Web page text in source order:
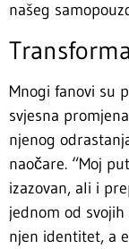
našeg
Mnogi fanovi su
svjesna
njenog
naočare. “Moj
izazovan, ali i
jednom od
njen identitet, a